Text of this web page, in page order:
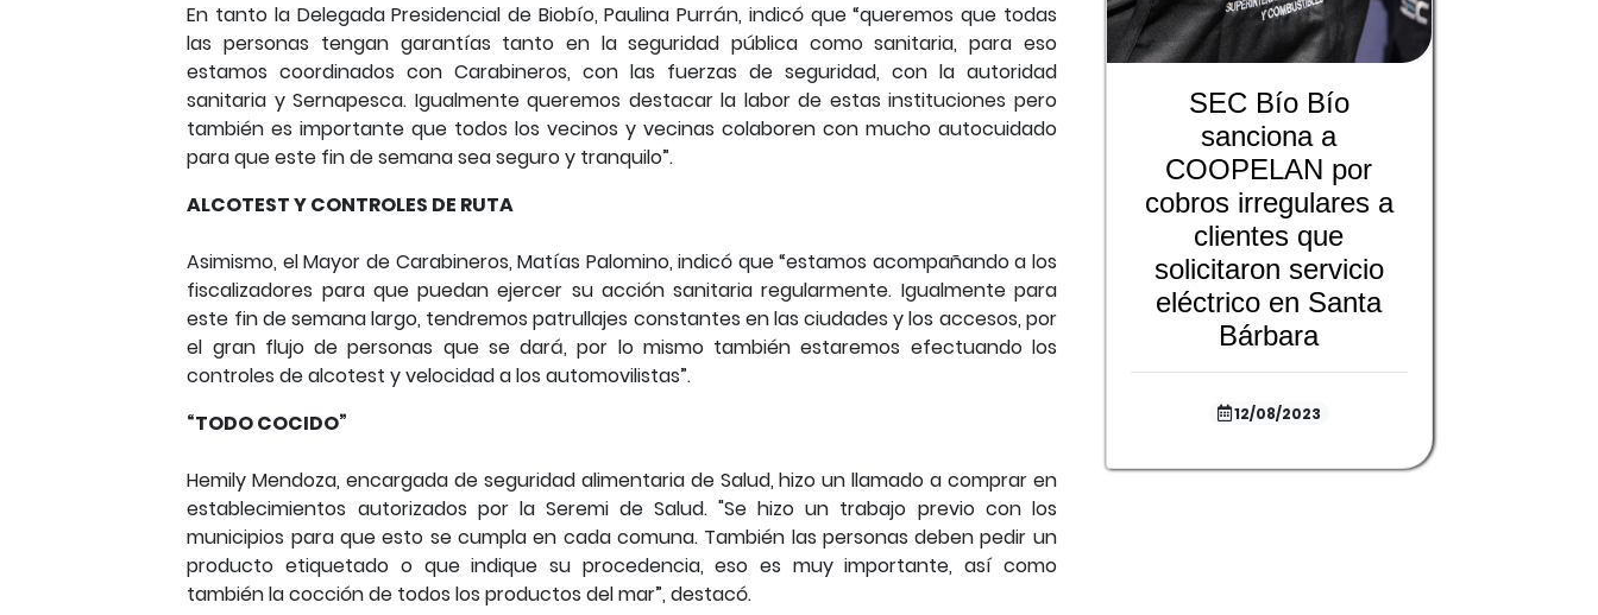
En tanto la Delegada Presidencial de Biobío, Paulina Purrán, indicó que “queremos que todas
las personas tengan garantías tanto en la seguridad pública como sanitaria, para eso
estamos coordinados con Carabineros, con las fuerzas de seguridad, con la autoridad
sanitaria y Sernapesca. Igualmente queremos destacar la labor de estas instituciones pero
también es importante que todos los vecinos y vecinas colaboren con mucho autocuidado
para que este fin de semana sea seguro y tranquilo”.
ALCOTEST Y CONTROLES DE RUTA
Asimismo, el Mayor de Carabineros, Matías Palomino, indicó que “estamos acompañando a los
fiscalizadores para que puedan ejercer su acción sanitaria regularmente. Igualmente para
este fin de semana largo, tendremos patrullajes constantes en las ciudades y los accesos, por
el gran flujo de personas que se dará, por lo mismo también estaremos efectuando los
controles de alcotest y velocidad a los automovilistas”.
“TODO COCIDO”
Hemily Mendoza, encargada de seguridad alimentaria de Salud, hizo un llamado a comprar en
establecimientos autorizados por la Seremi de Salud. "Se hizo un trabajo previo con los
municipios para que esto se cumpla en cada comuna. También las personas deben pedir un
producto etiquetado o que indique su procedencia, eso es muy importante, así como
también la cocción de todos los productos del mar”, destacó.
SEC Bío Bío
sanciona a
COOPELAN por
cobros irregulares a
clientes que
solicitaron servicio
eléctrico en Santa
Bárbara
12/08/2023